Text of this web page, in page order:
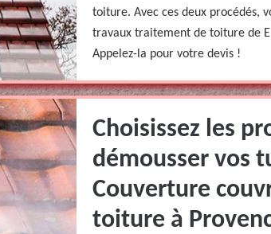
toiture. Avec ces deux procédés,
travaux traitement de toiture de
Appelez-la pour votre devis !
Choisissez les
démousser vos
Couverture
toiture à